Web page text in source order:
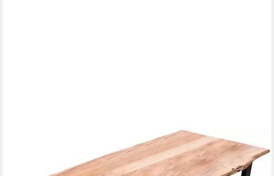
Esstisch Yangon Akazie Massivholz Baumkantentisch mit Stahl-
Kufengestell, Natürliche Baumkante aus massiver Akazie trifft